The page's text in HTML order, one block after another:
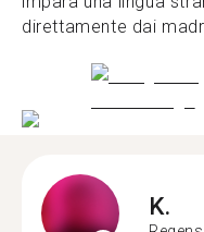
direttamente dai
K.